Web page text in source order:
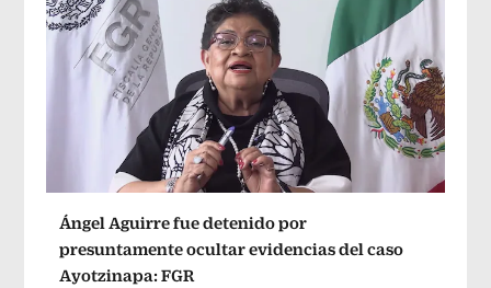
Ángel Aguirre fue detenido por
presuntamente ocultar evidencias del caso
Ayotzinapa: FGR